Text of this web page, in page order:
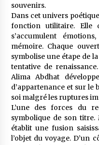
souvenirs.
Dans cet univers
fonction utilitaire. Elle
s’accumulent
mémoire. Chaque
symbolise une étape de
tentative de
Alima Abdhat
d’appartenance et sur
soi malgré les ruptures
L’une des forces du
symbolique de son
établit une fusion
l’objet du voyage. D’un